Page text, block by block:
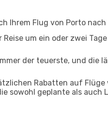
Ihrem Flug von Porto
um ein oder zwei
der teuerste, und die
Rabatten auf Flüge
sowohl geplante als auch